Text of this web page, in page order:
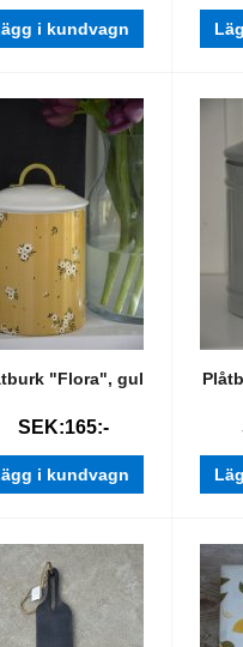
i kundvagn
"Flora", gul
SEK:165:-
i kundvagn